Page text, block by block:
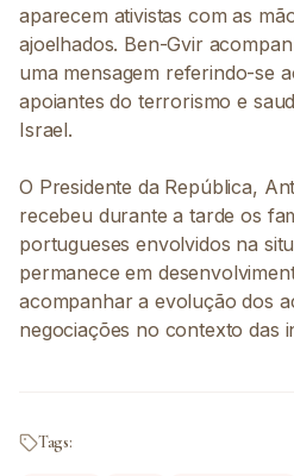
aparecem ativistas com as
ajoelhados. Ben-Gvir
uma mensagem referindo-se
apoiantes do terrorismo e
Israel.
O Presidente da República,
recebeu durante a tarde os
portugueses envolvidos na
permanece em
acompanhar a evolução dos
negociações no contexto das
Tags: